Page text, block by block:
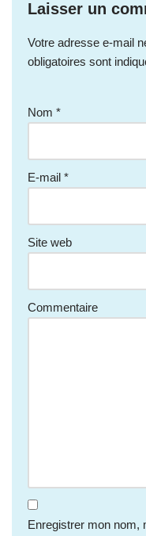
Laisser un
Votre adresse e-mail
obligatoires sont
Nom *
E-mail *
Site web
Commentaire
Enregistrer mon nom,